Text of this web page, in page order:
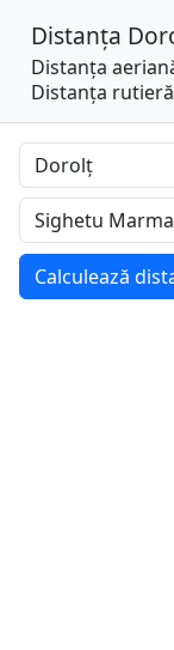
Distanța
Distanța
Distanța
Calculează